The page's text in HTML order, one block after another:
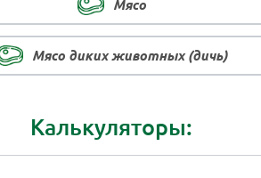
Мясо
Мясо диких животных (дичь)
Калькуляторы: